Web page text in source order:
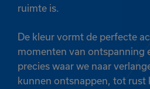
ruimte is.
De kleur vormt de perfecte
momenten van ontspanning
precies waar we naar
kunnen ontsnappen, tot rust